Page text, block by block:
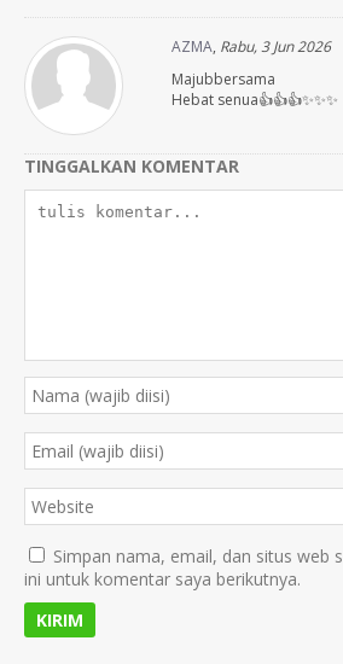
AZMA, Rabu, 3 Jun 2026
Majubbersama
Hebat senua👍👍👍✨️✨️✨️
TINGGALKAN KOMENTAR
Simpan nama, email, dan situs web
ini untuk komentar saya berikutnya.